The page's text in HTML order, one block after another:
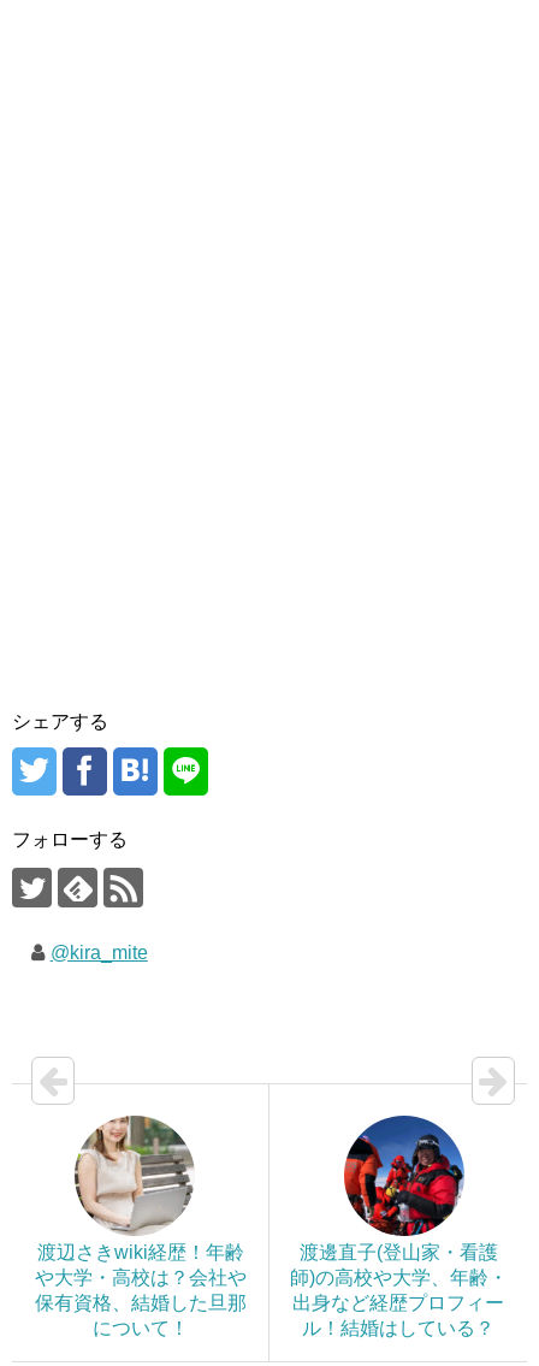
シェアする
フォローする
@kira_mite
渡辺さきwiki経歴！年齢
や大学・高校は？会社や
保有資格、結婚した旦那
について！
渡邊直子(登山家・看護
師)の高校や大学、年齢・
出身など経歴プロフィー
ル！結婚はしている？